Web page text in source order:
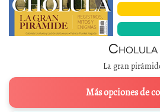
Cholula
La gran
Más opciones de